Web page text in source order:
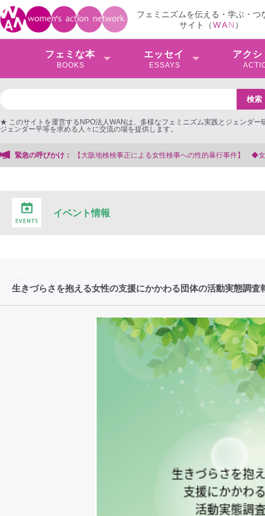
フェミニズムを伝える・学ぶ・つ
サイト（WAN ）
フェミな本
BOOKS
エッセイ
ESSAYS
アクシ
★ このサイトを運営するNPO法人WANは、多様なフェミニズム実践とジェンダー
ジェンダー平等を求める人々に交流の場を提供します。
緊急の呼びかけ：
事への性的暴行事件】 ◆女性検事を支援する会事務局
イベント情報
生きづらさを抱える女性の支援にかかわる団体の活動実態調査